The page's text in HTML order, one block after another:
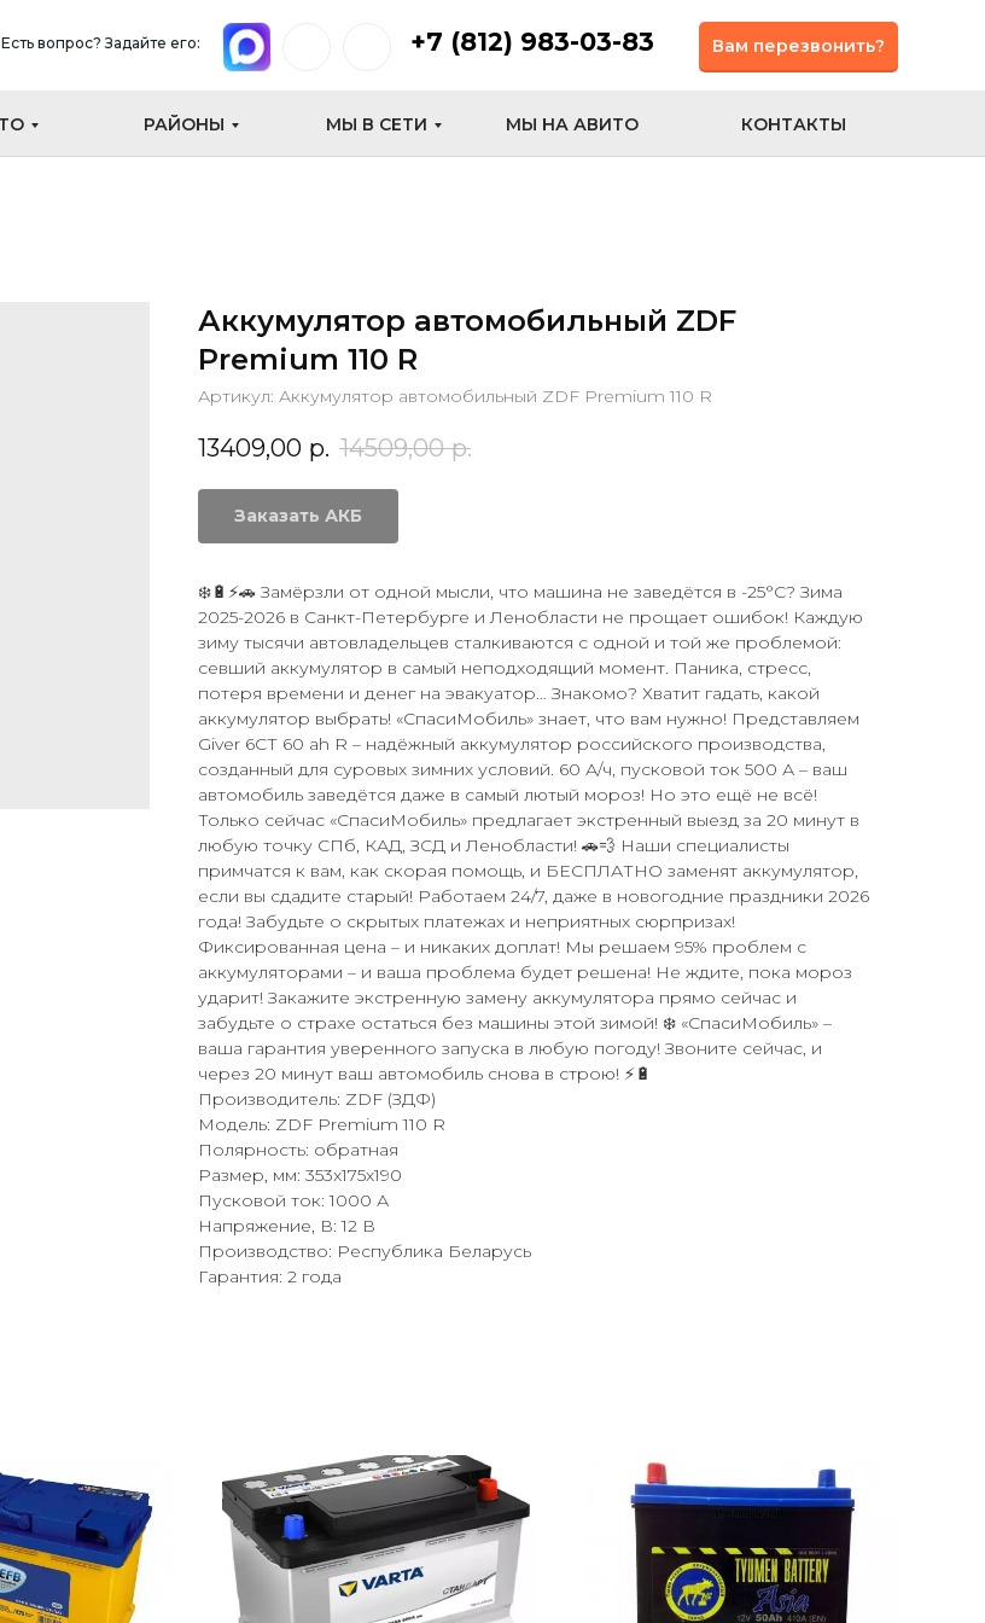
Есть вопрос? Задайте его: +7 (812) 983-03-83
РАЙОНЫ МЫ В СЕТИ МЫ НА АВИТО КОНТАКТЫ
Вам перезвонить?
Аккумулятор автомобильный ZDF
Premium 110 R
Артикул: Аккумулятор автомобильный ZDF Premium 110 R
13409,00 р. 14509,00 р.
Заказать АКБ
❄️🔋⚡🚗 Замёрзли от одной мысли, что машина не заведётся в -25°C? Зима
2025-2026 в Санкт-Петербурге и Ленобласти не прощает ошибок! Каждую
зиму тысячи автовладельцев сталкиваются с одной и той же проблемой:
севший аккумулятор в самый неподходящий момент. Паника, стресс,
потеря времени и денег на эвакуатор… Знакомо? Хватит гадать, какой
аккумулятор выбрать! «СпасиМобиль» знает, что вам нужно! Представляем
Giver 6СТ 60 ah R – надёжный аккумулятор российского производства,
созданный для суровых зимних условий. 60 А/ч, пусковой ток 500 А – ваш
автомобиль заведётся даже в самый лютый мороз! Но это ещё не всё!
Только сейчас «СпасиМобиль» предлагает экстренный выезд за 20 минут в
любую точку СПб, КАД, ЗСД и Ленобласти! 🚗💨 Наши специалисты
примчатся к вам, как скорая помощь, и БЕСПЛАТНО заменят аккумулятор,
если вы сдадите старый! Работаем 24/7, даже в новогодние праздники 2026
года! Забудьте о скрытых платежах и неприятных сюрпризах!
Фиксированная цена – и никаких доплат! Мы решаем 95% проблем с
аккумуляторами – и ваша проблема будет решена! Не ждите, пока мороз
ударит! Закажите экстренную замену аккумулятора прямо сейчас и
забудьте о страхе остаться без машины этой зимой! ❄️ «СпасиМобиль» –
ваша гарантия уверенного запуска в любую погоду! Звоните сейчас, и
через 20 минут ваш автомобиль снова в строю! ⚡🔋
Производитель: ZDF (ЗДФ)
Модель: ZDF Premium 110 R
Полярность: обратная
Размер, мм: 353x175x190
Пусковой ток: 1000 А
Напряжение, В: 12 В
Производство: Республика Беларусь
Гарантия: 2 года